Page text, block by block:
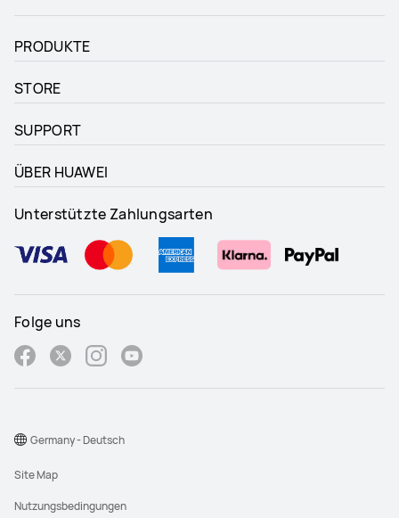
PRODUKTE
STORE
SUPPORT
ÜBER HUAWEI
Unterstützte Zahlungsarten
Folge uns
Site Map
Nutzungsbedingungen
Germany - Deutsch